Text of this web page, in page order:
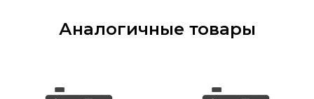
Аналогичные товары